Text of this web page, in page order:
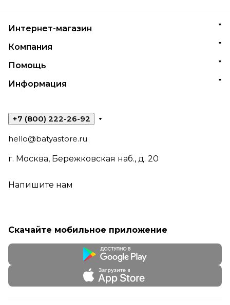
Интернет-магазин
Компания
Помощь
Информация
+7 (800) 222-26-92
hello@batyastore.ru
г. Москва, Бережковская наб., д. 20
Напишите нам
Скачайте мобильное приложение